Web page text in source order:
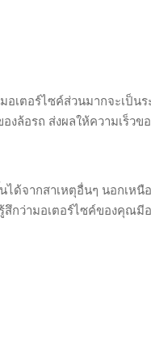
อร์ไซค์ส่วนมากจะเป็นระ
งล้อรถ ส่งผลให้ความเร็ว
ได้จากสาเหตุอื่นๆ นอกเห
กว่ามอเตอร์ไซค์ของคุณมี